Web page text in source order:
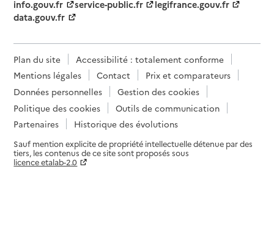
info.gouv.fr
service-public.fr
legifrance.gouv.fr
data.gouv.fr
Plan du site
Accessibilité : totalement conforme
Mentions légales
Contact
Prix et comparateurs
Données personnelles
Gestion des cookies
Politique des cookies
Outils de communication
Partenaires
Historique des évolutions
Sauf mention explicite de propriété intellectuelle détenue par des
tiers, les contenus de ce site sont proposés sous
licence etalab-2.0